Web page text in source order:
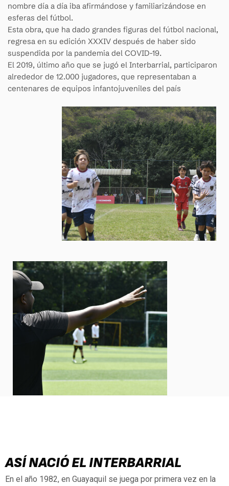
nombre día a día iba afirmándose y familiarizándose en
esferas del fútbol.
Esta obra, que ha dado grandes figuras del fútbol nacional,
regresa en su edición XXXIV después de haber sido
suspendida por la pandemia del COVID-19.
El 2019, último año que se jugó el Interbarrial, participaron
alrededor de 12.000 jugadores, que representaban a
centenares de equipos infantojuveniles del país
ASÍ NACIÓ EL INTERBARRIAL
En el año 1982, en Guayaquil se juega por primera vez en la